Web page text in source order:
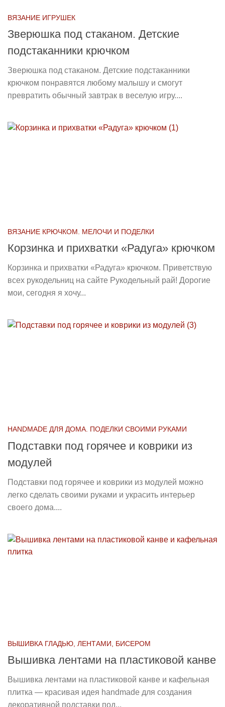
ВЯЗАНИЕ ИГРУШЕК
Зверюшка под стаканом. Детские
подстаканники крючком
Зверюшка под стаканом. Детские подстаканники
крючком понравятся любому малышу и смогут
превратить обычный завтрак в веселую игру....
ВЯЗАНИЕ КРЮЧКОМ. МЕЛОЧИ И ПОДЕЛКИ
Корзинка и прихватки «Радуга» крючком
Корзинка и прихватки «Радуга» крючком. Приветствую
всех рукодельниц на сайте Рукодельный рай! Дорогие
мои, сегодня я хочу...
HANDMADE ДЛЯ ДОМА. ПОДЕЛКИ СВОИМИ РУКАМИ
Подставки под горячее и коврики из
модулей
Подставки под горячее и коврики из модулей можно
легко сделать своими руками и украсить интерьер
своего дома....
ВЫШИВКА ГЛАДЬЮ, ЛЕНТАМИ, БИСЕРОМ
Вышивка лентами на пластиковой канве
Вышивка лентами на пластиковой канве и кафельная
плитка — красивая идея handmade для создания
декоративной подставки под...